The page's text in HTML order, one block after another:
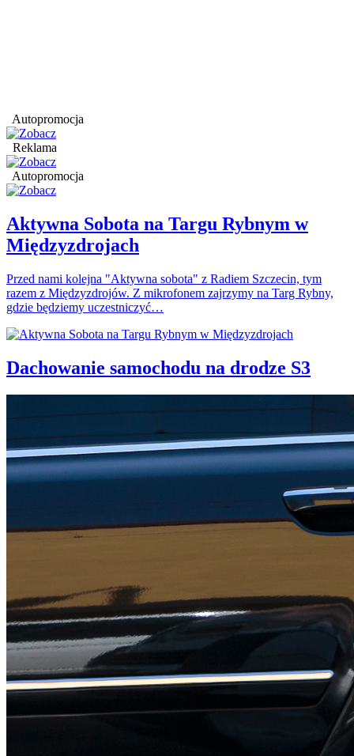
Autopromocja
Reklama
Autopromocja
Aktywna Sobota na Targu Rybnym w
Międzyzdrojach
Przed nami kolejna "Aktywna sobota" z Radiem Szczecin, tym
razem z Międzyzdrojów. Z mikrofonem zajrzymy na Targ Rybny,
gdzie będziemy uczestniczyć…
Dachowanie samochodu na drodze S3